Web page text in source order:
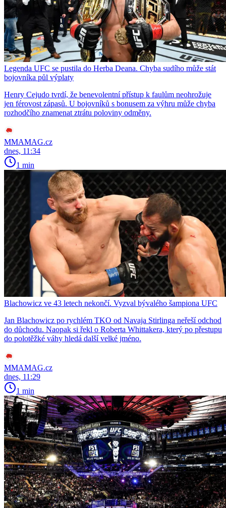
Legenda UFC se pustila do Herba Deana. Chyba sudího může stát
bojovníka půl výplaty
Henry Cejudo tvrdí, že benevolentní přístup k faulům neohrožuje
jen férovost zápasů. U bojovníků s bonusem za výhru může chyba
rozhodčího znamenat ztrátu poloviny odměny.
MMAMAG.cz
dnes, 11:34
1 min
Blachowicz ve 43 letech nekončí. Vyzval bývalého šampiona UFC
Jan Blachowicz po rychlém TKO od Navaja Stirlinga neřeší odchod
do důchodu. Naopak si řekl o Roberta Whittakera, který po přestupu
do polotěžké váhy hledá další velké jméno.
MMAMAG.cz
dnes, 11:29
1 min